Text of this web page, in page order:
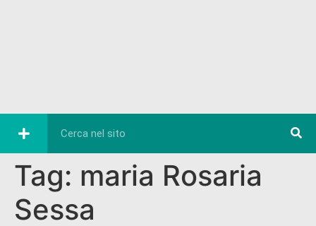
Tag: maria Rosaria
Sessa